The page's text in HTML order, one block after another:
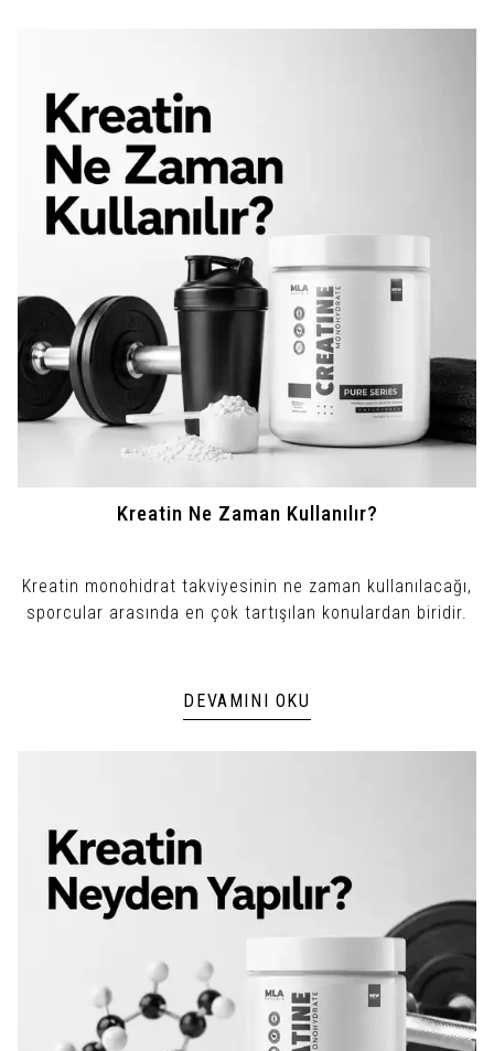
Kreatin Ne Zaman Kullanılır?
Kreatin monohidrat takviyesinin ne zaman kullanılacağı,
sporcular arasında en çok tartışılan konulardan biridir.
DEVAMINI OKU